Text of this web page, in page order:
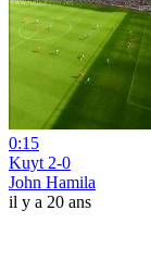
0:15
Kuyt 2-0
John Hamila
il y a 20 ans